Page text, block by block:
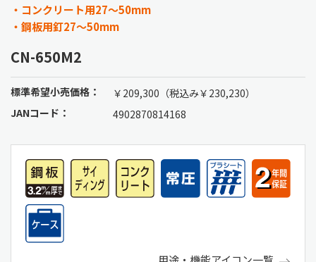
・コンクリート用27～50mm
・鋼板用釘27～50mm
CN-650M2
標準希望小売価格：
￥209,300（税込み￥230,230）
JANコード：
4902870814168